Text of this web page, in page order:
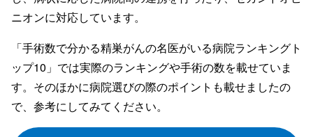
ニオンに対応しています。
「手術数で分かる精巣がんの名医がいる病院ランキングト
ップ10」では実際のランキングや手術の数を載せていま
す。そのほかに病院選びの際のポイントも載せましたの
で、参考にしてみてください。